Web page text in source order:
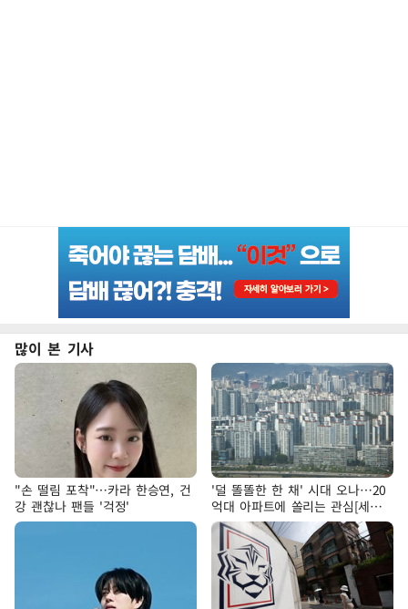
많이 본 기사
"손 떨림 포착"…카라 한승연, 건
강 괜찮나 팬들 '걱정'
'덜 똘똘한 한 채' 시대 오나…20
억대 아파트에 쏠리는 관심[세제
개편, 그 이후②]